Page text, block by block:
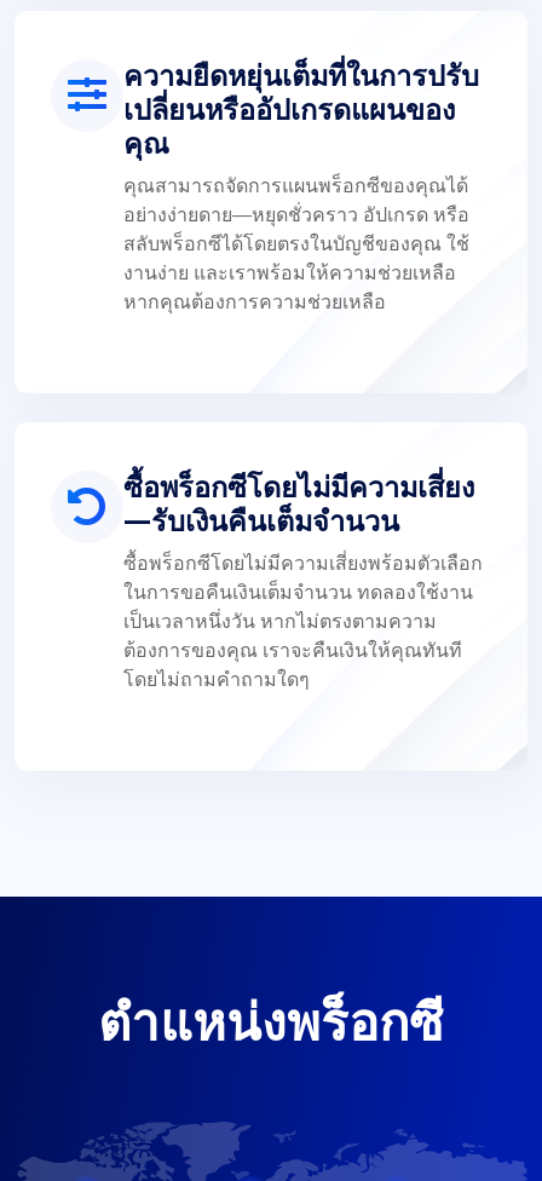
ความยืดหยุ่นเต็มที่ในการปรับ
เปลี่ยนหรืออัปเกรดแผนของ
คุณ
คุณสามารถจัดการแผนพร็อกซีของคุณได้
อย่างง่ายดาย—หยุดชั่วคราว อัปเกรด หรือ
สลับพร็อกซีได้โดยตรงในบัญชีของคุณ ใช้
งานง่าย และเราพร้อมให้ความช่วยเหลือ
หากคุณต้องการความช่วยเหลือ
ซื้อพร็อกซีโดยไม่มีความเสี่ยง
—รับเงินคืนเต็มจำนวน
ซื้อพร็อกซีโดยไม่มีความเสี่ยงพร้อมตัวเลือก
ในการขอคืนเงินเต็มจำนวน ทดลองใช้งาน
เป็นเวลาหนึ่งวัน หากไม่ตรงตามความ
ต้องการของคุณ เราจะคืนเงินให้คุณทันที
โดยไม่ถามคำถามใดๆ
ตำแหน่งพร็อกซี